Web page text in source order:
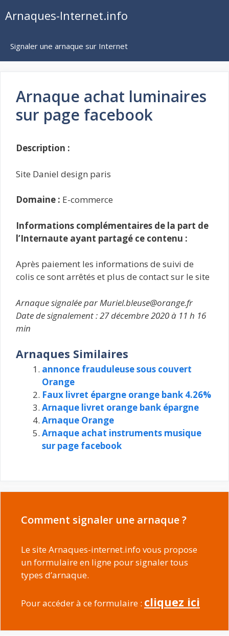
auArnaques-Internet.info
Signaler une arnaque sur Internet
Arnaque achat luminaires
sur page facebook
Description :
Site Daniel design paris
Domaine : E-commerce
Informations complémentaires de la part de
l’Internaute ayant partagé ce contenu :
Après paiement les informations de suivi de
colis ce sont arrêtés et plus de contact sur le site
Arnaque signalée par Muriel.bleuse@orange.fr
Date de signalement : 27 décembre 2020 à 11 h 16
min
Arnaques Similaires
annonce frauduleuse sous couvert
Orange
Faux livret épargne orange bank 4.26%
Arnaque livret orange bank épargne
Arnaque Orange
Arnaque achat instruments musique
sur page facebook
Comment signaler une arnaque ?
Le site Arnaques-internet.info vous propose
un formulaire en ligne pour signaler tous
types d’arnaque.
Pour accéder à ce formulaire : cliquez ici